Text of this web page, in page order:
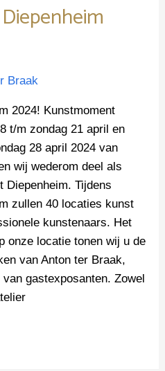
Braak
2024! Kunstmoment
t/m zondag 21 april en
28 april 2024 van
wij wederom deel als
Diepenheim. Tijdens
zullen 40 locaties kunst
kunstenaars. Het
onze locatie tonen wij u de
van Anton ter Braak,
gastexposanten. Zowel